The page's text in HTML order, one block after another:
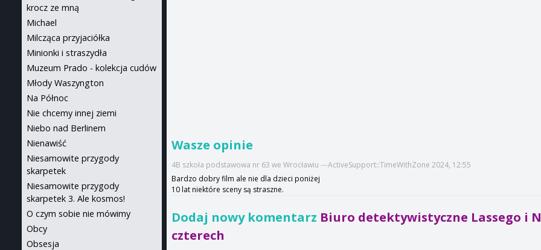
Wasze opinie
4B szkoła podstawowa nr 63 we Wrocławiu ---ActiveSupport::TimeWithZone 2024, 12:55
Bardzo dobry film ale nie dla dzieci poniżej
10 lat niektóre sceny są straszne.
Dodaj nowy komentarz Biuro detektywistyczne Lassego i
czterech
krocz ze mną
Michael
Milcząca przyjaciółka
Minionki i straszydła
Muzeum Prado - kolekcja cudów
Młody Waszyngton
Na Północ
Nie chcemy innej ziemi
Niebo nad Berlinem
Nienawiść
Niesamowite przygody
skarpetek
Niesamowite przygody
skarpetek 3. Ale kosmos!
O czym sobie nie mówimy
Obcy
Obsesja